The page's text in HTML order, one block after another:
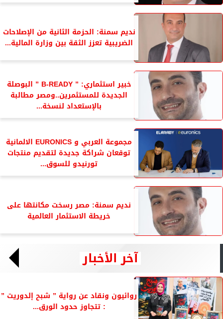
نديم سمنة: الحزمة الثانية من الإصلاحات
الضريبية تعزز الثقة بين وزارة المالية...
خبير استثماري: ” B-READY ” البوصلة
الجديدة للمستثمرين..ومصر مطالبة
بالإستعداد لنسخة...
مجموعة العربي و EURONICS الالمانية
توقعان شراكة جديدة لتقديم منتجات
تورنيدو للسوق...
نديم سمنة: مصر رسخت مكانتها على
خريطة الاستثمار العالمية
آخر الأخبار
روائيون ونقاد عن رواية ” شبح إلدوريت ”
: تتجاوز حدود الورق...